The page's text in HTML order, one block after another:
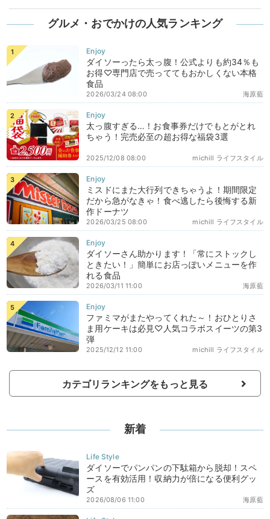
グルメ・おでかけの人気ランキング
ダイソーったら太っ腹！公式よりも約34％も
お得♡専門店で売っててもおかしくない本格
食品
海原藍
2026/03/24 08:00
太っ腹すぎる…！お食事券だけでもとがとれ
ちゃう！完売必至の超お得な福袋3選
michill ライフスタイル
2025/12/08 08:00
ミスドにまた大行列できちゃうよ！期間限定
だから急がなきゃ！食べ逃したら後悔する新
作ドーナツ
michill ライフスタイル
2026/03/25 08:00
ダイソーさん助かります！「常にストックし
ときたい！」簡単にお店っぽいメニューを作
れる食品
海原藍
2026/03/11 11:00
ファミマがまたやってくれた～！おひとりさ
ま用ケーキは必見♡人気コラボスイーツの第3
弾
michill ライフスタイル
2025/12/12 11:00
カテゴリランキングをもっと見る
新着
ダイソーでパンパンの下駄箱から脱却！スペ
ースを有効活用！収納力が倍になる便利グッ
ズ
海原藍
2026/08/06 11:00